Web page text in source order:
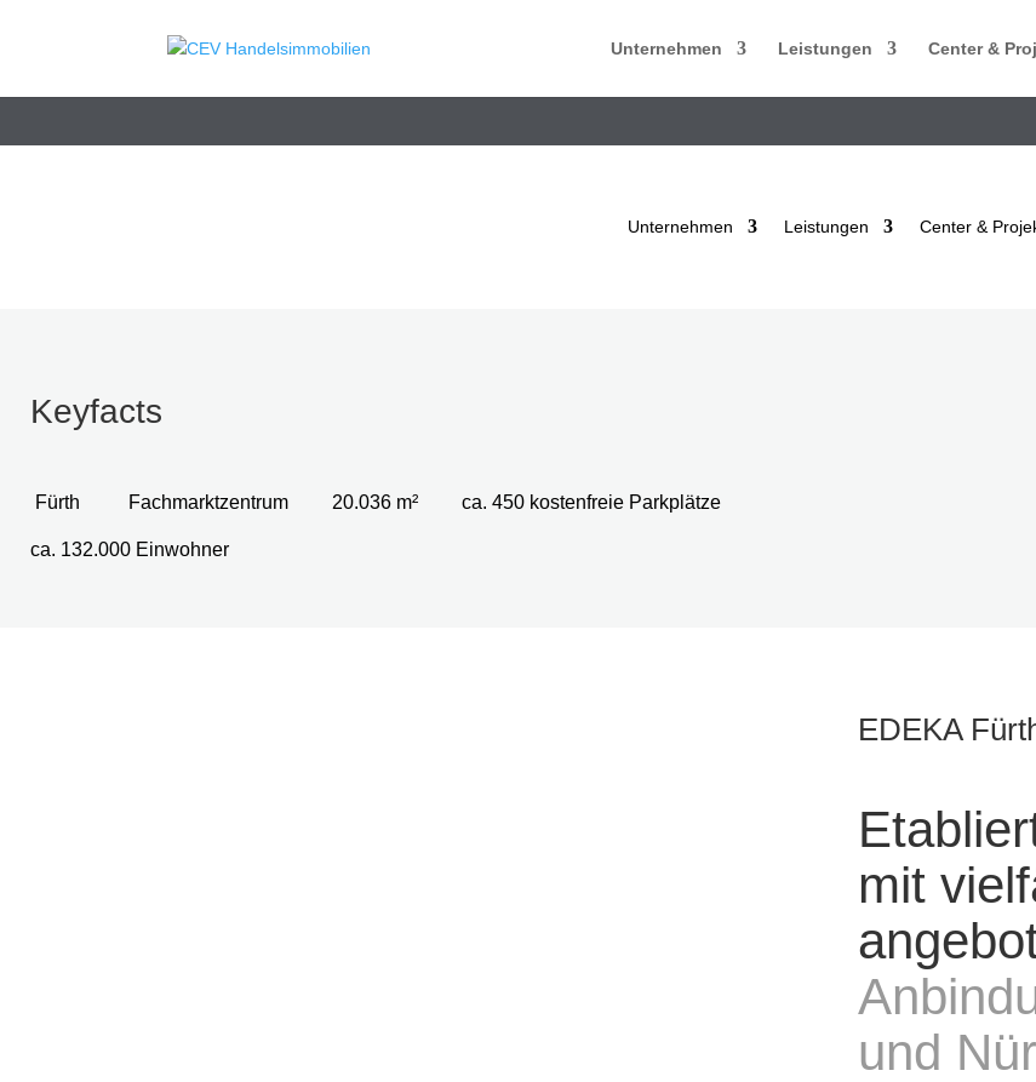
Unternehmen Leistungen Center &
Unternehmen Leistungen Center &
Keyfacts
Fürth Fachmarktzentrum 20.036 m² ca. 450 kostenfreie Parkplätze
ca. 132.000 Einwohner
EDEKA
mit
und